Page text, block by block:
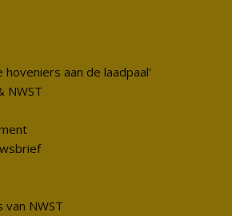
hoveniers aan de laadpaal'
NWST
NWST